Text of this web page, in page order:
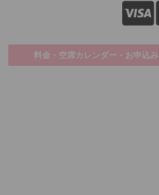
料金・空席カレンダー・お申込み